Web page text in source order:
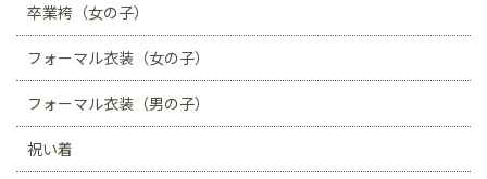
卒業袴（女の子）
フォーマル衣装（女の子）
フォーマル衣装（男の子）
祝い着